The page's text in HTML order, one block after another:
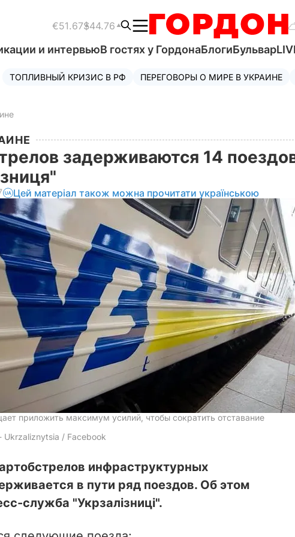
€51.67$44.76
и интервьюВ гостях у ГордонаБлогиБульвар
ТОПЛИВНЫЙ КРИЗИС В РФ ПЕРЕГОВОРЫ О МИРЕ В УКРАИНЕ
задерживаются 14
Цей матеріал також можна прочитати українською
приложить максимум усилий, чтобы сократить отставание
Ukrzaliznytsia / Facebook
инфраструктурных
в пути ряд поездов. Об этом
служба "Укрзалізниці".